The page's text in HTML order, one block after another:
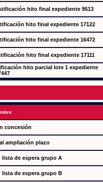
hito final expediente 9513
hito final expediente 17122
hito final expediente 16472
hito final expediente 17111
hito parcial lote 1 expediente
concesión
ampliación plazo
de espera grupo A
de espera grupo B